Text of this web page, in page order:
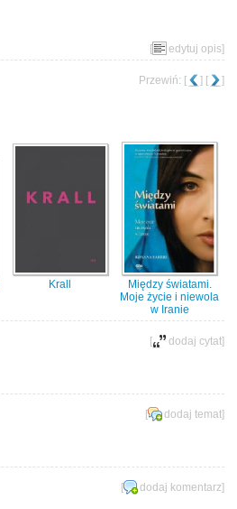
[
edytuj opis]
Przewiń: [ ] [ ]
Krall
Między światami.
Moje życie i niewola
w Iranie
[ dodaj cytat]
[ dodaj temat]
[ dodaj komentarz]